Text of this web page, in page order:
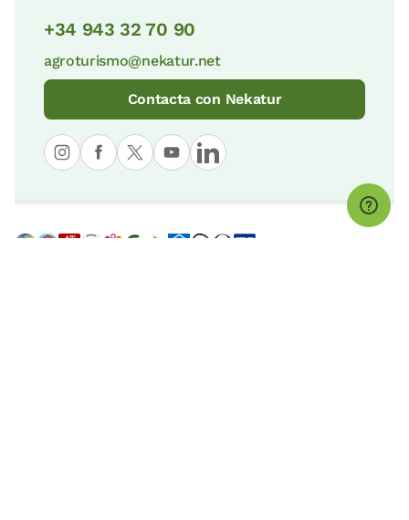
+34 943 32 70 90
agroturismo@nekatur.net
Contacta con Nekatur